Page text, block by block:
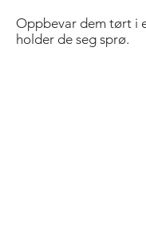
Oppbevar dem tørt i
holder de seg sprø.